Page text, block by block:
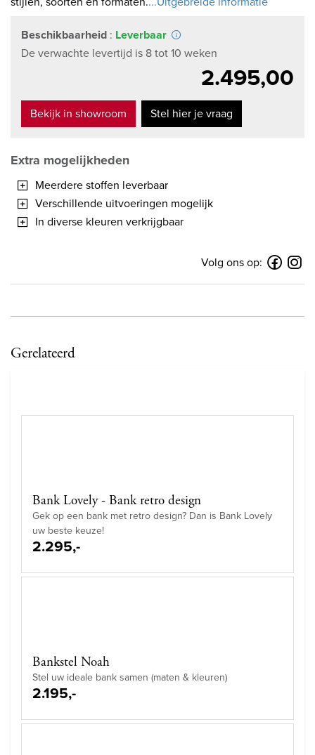
Beschikbaarheid : Leverbaar
De verwachte levertijd is 8 tot 10 weken
2.495,00
Bekijk in showroom Stel hier je vraag
Extra mogelijkheden
Meerdere stoffen leverbaar
Verschillende uitvoeringen mogelijk
In diverse kleuren verkrijgbaar
Volg ons op:
Gerelateerd
Bank Lovely - Bank retro design
Gek op een bank met retro design? Dan is Bank Lovely
uw beste keuze!
2.295,-
Bankstel Noah
Stel uw ideale bank samen (maten & kleuren)
2.195,-